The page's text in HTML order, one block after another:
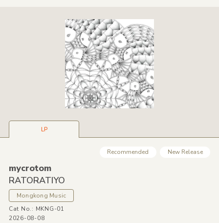
LP
Recommended New Release
mycrotom
RATORATIYO
Mongkong Music
Cat No.: MKNG-01
2026-08-08